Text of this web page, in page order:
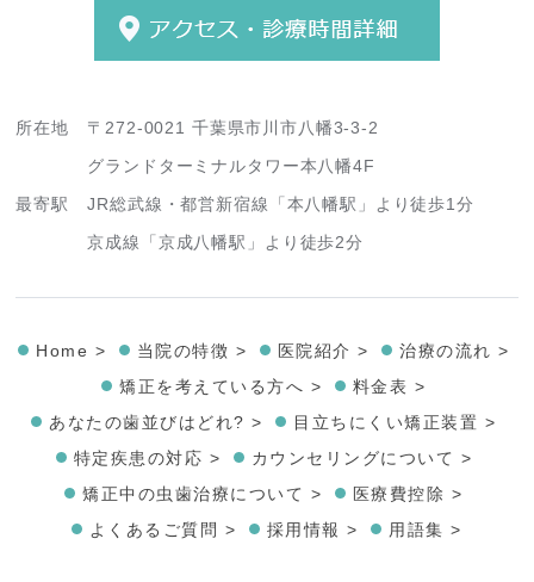
所在地
〒272-0021 千葉県市川市八幡3-3-2
グランドターミナルタワー本八幡4F
最寄駅
JR総武線・都営新宿線「本八幡駅」より徒歩1分
京成線「京成八幡駅」より徒歩2分
Home > 当院の特徴 > 医院紹介 >
治療の流れ >
矯正を考えている方へ >
料金表 >
あなたの歯並びはどれ? >
目立ちにくい矯正装置 >
特定疾患の対応 >
カウンセリングについて >
矯正中の虫歯治療について >
医療費控除 >
よくあるご質問 >
採用情報 > 用語集 >